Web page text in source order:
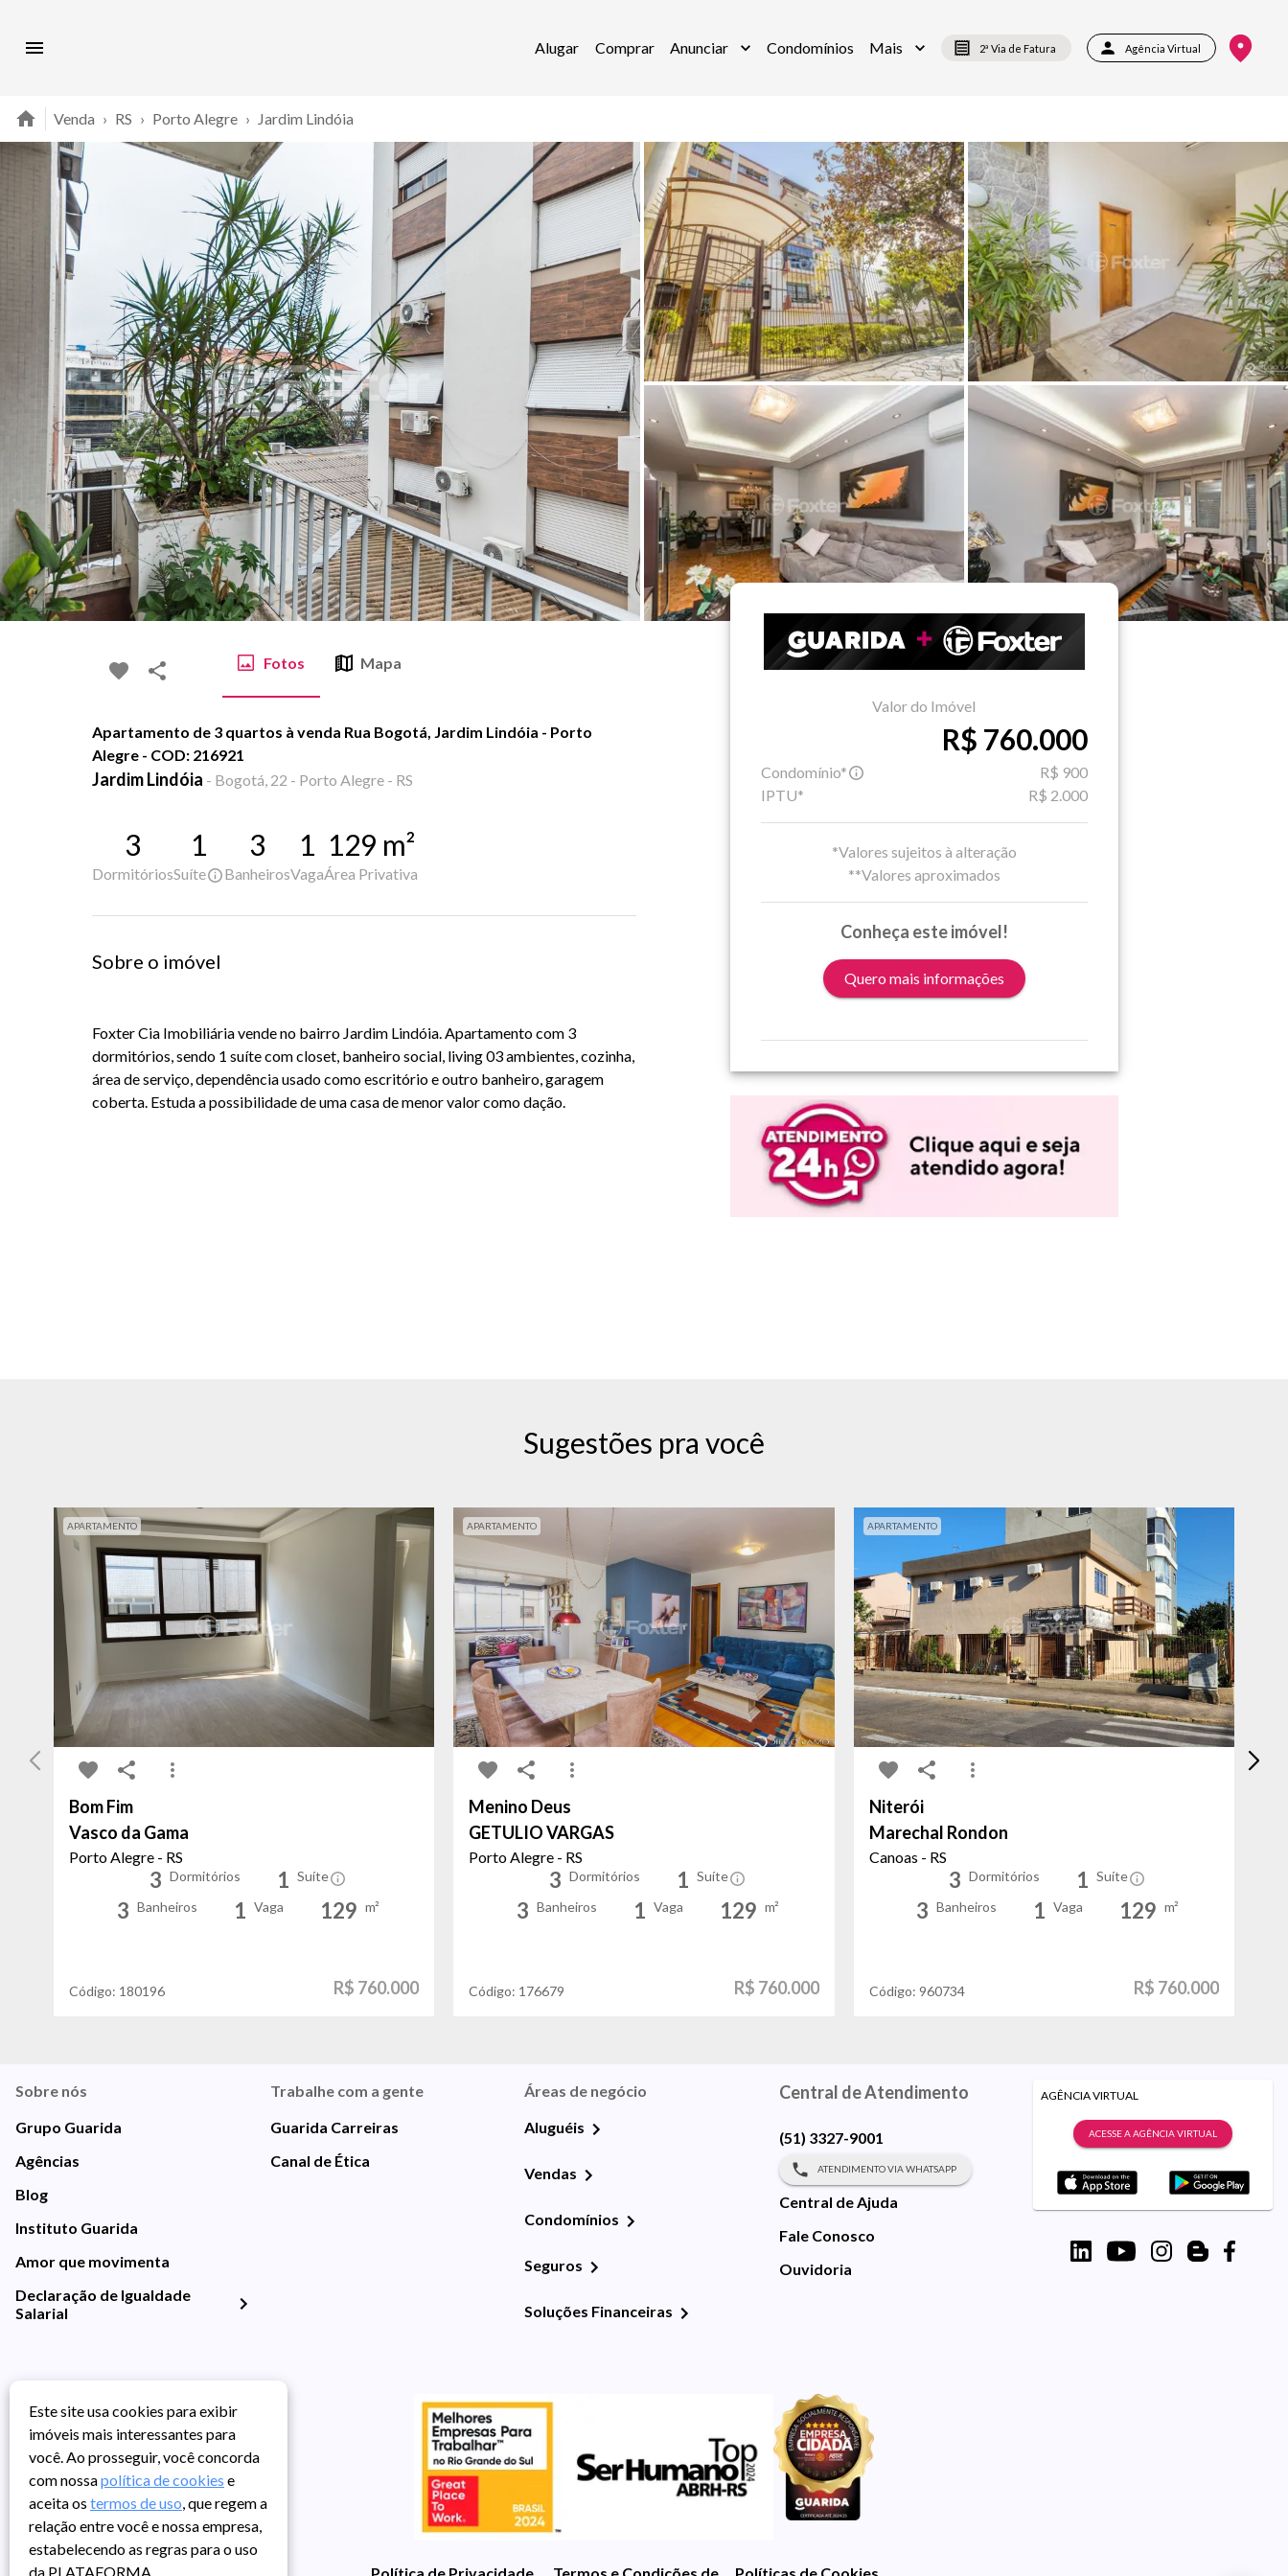
Alugar Comprar Anunciar Condomínios Mais 2ª Via de Fatura Agência Virtual
Venda › RS › Porto Alegre › Jardim Lindóia
Fotos Mapa
Apartamento de 3 quartos à venda Rua Bogotá, Jardim Lindóia - Porto
Alegre - COD: 216921
Jardim Lindóia - Bogotá, 22 - Porto Alegre - RS
3
Dormitórios
1
Suíte
3
Banheiros
1
Vaga
129 m²
Área Privativa
Sobre o imóvel
Foxter Cia Imobiliária vende no bairro Jardim Lindóia. Apartamento com 3
dormitórios, sendo 1 suíte com closet, banheiro social, living 03 ambientes, cozinha,
área de serviço, dependência usado como escritório e outro banheiro, garagem
coberta. Estuda a possibilidade de uma casa de menor valor como dação.
Valor do Imóvel
R$ 760.000
Condomínio*
R$ 900
IPTU*
R$ 2.000
*Valores sujeitos à alteração
**Valores aproximados
Conheça este imóvel!
Quero mais informações
Sugestões pra você
APARTAMENTO
Bom Fim
Vasco da Gama
Porto Alegre - RS
3 Dormitórios 1 Suíte
3 Banheiros 1 Vaga 129 m²
Código: 180196 R$ 760.000
APARTAMENTO
Menino Deus
GETULIO VARGAS
Porto Alegre - RS
3 Dormitórios 1 Suíte
3 Banheiros 1 Vaga 129 m²
Código: 176679 R$ 760.000
APARTAMENTO
Niterói
Marechal Rondon
Canoas - RS
3 Dormitórios 1 Suíte
3 Banheiros 1 Vaga 129 m²
Código: 960734 R$ 760.000
Sobre nós
Grupo Guarida
Agências
Blog
Instituto Guarida
Amor que movimenta
Declaração de Igualdade
Salarial
Trabalhe com a gente
Guarida Carreiras
Canal de Ética
Áreas de negócio
Aluguéis
Vendas
Condomínios
Seguros
Soluções Financeiras
Central de Atendimento
(51) 3327-9001
ATENDIMENTO VIA WHATSAPP
Central de Ajuda
Fale Conosco
Ouvidoria
AGÊNCIA VIRTUAL
ACESSE A AGÊNCIA VIRTUAL
Política de Privacidade Termos e Condições de UsoPolíticas de Cookies
Este site usa cookies para exibir
imóveis mais interessantes para
você. Ao prosseguir, você concorda
com nossapolítica de cookies e
aceita os termos de uso, que regem a
relação entre você e nossa empresa,
estabelecendo as regras para o uso
da PLATAFORMA.